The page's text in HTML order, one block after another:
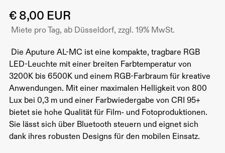
€ 8,00 EUR
Miete pro Tag, ab Düsseldorf, zzgl. 19% MwSt.
Die Aputure AL-MC ist eine kompakte, tragbare RGB
LED-Leuchte mit einer breiten Farbtemperatur von
3200K bis 6500K und einem RGB-Farbraum für kreative
Anwendungen. Mit einer maximalen Helligkeit von 800
Lux bei 0,3 m und einer Farbwiedergabe von CRI 95+
bietet sie hohe Qualität für Film- und Fotoproduktionen.
Sie lässt sich über Bluetooth steuern und eignet sich
dank ihres robusten Designs für den mobilen Einsatz.